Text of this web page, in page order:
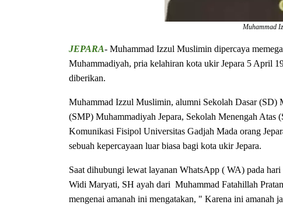
Muhammad
JEPARA- Muhammad Izzul Muslimin dipercaya
Muhammadiyah, pria kelahiran kota ukir Jepara 5 April
diberikan.
Muhammad Izzul Muslimin, alumni Sekolah Dasar (SD)
(SMP) Muhammadiyah Jepara, Sekolah Menengah Atas
Komunikasi Fisipol Universitas Gadjah Mada orang
sebuah kepercayaan luar biasa bagi kota ukir Jepara.
Saat dihubungi lewat layanan WhatsApp ( WA) pada
Widi Maryati, SH ayah dari Muhammad Fatahillah
mengenai amanah ini mengatakan, " Karena ini amanah